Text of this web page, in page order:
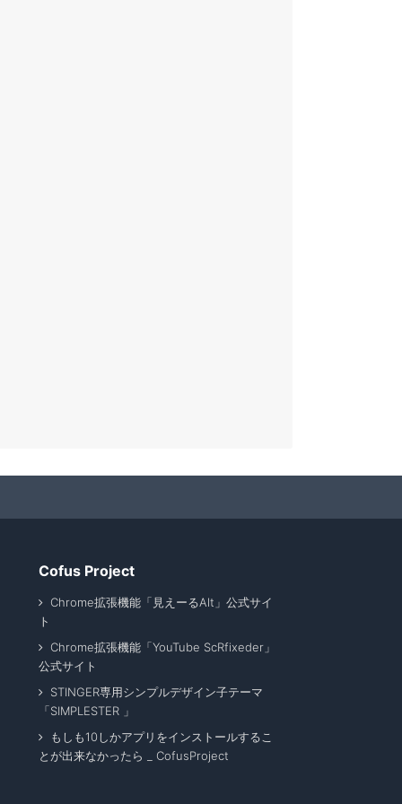
Cofus Project
Chrome拡張機能「見えーるAlt」公式サイ
ト
Chrome拡張機能「YouTube ScRfixeder」
公式サイト
STINGER専用シンプルデザイン子テーマ
「SIMPLESTER 」
もしも10しかアプリをインストールするこ
とが出来なかったら _ CofusProject